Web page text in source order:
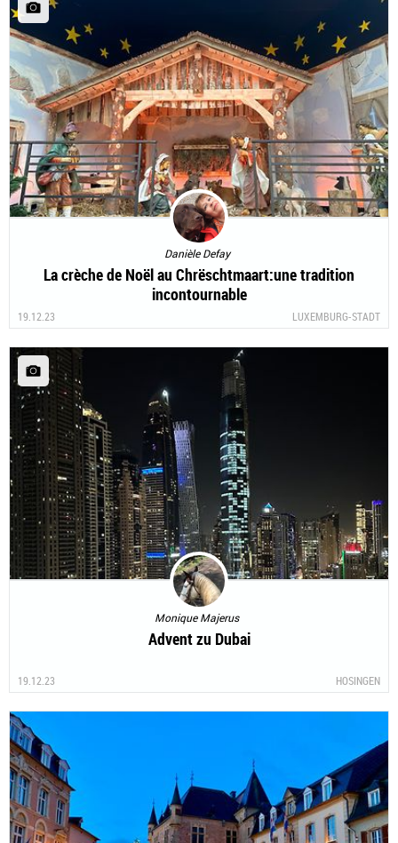
Danièle Defay
La crèche de Noël au Chrëschtmaart:une tradition
incontournable
19.12.23 LUXEMBURG-STADT
Monique Majerus
Advent zu Dubai
19.12.23 HOSINGEN